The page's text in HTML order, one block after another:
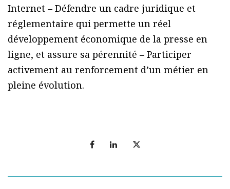
Internet – Défendre un cadre juridique et
réglementaire qui permette un réel
développement économique de la presse en
ligne, et assure sa pérennité – Participer
activement au renforcement d’un métier en
pleine évolution.